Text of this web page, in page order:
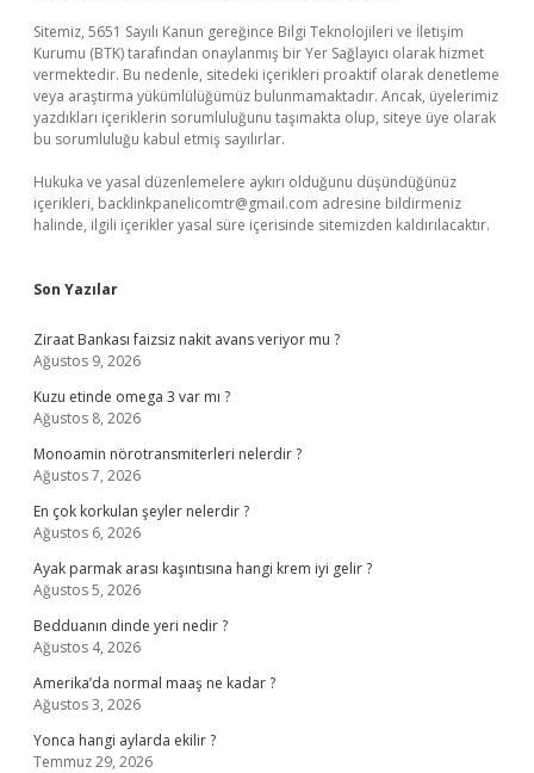
Sitemiz, 5651 Sayılı Kanun gereğince Bilgi Teknolojileri ve İletişim
Kurumu (BTK) tarafından onaylanmış bir Yer Sağlayıcı olarak hizmet
vermektedir. Bu nedenle, sitedeki içerikleri proaktif olarak denetleme
veya araştırma yükümlülüğümüz bulunmamaktadır. Ancak, üyelerimiz
yazdıkları içeriklerin sorumluluğunu taşımakta olup, siteye üye olarak
bu sorumluluğu kabul etmiş sayılırlar.
Hukuka ve yasal düzenlemelere aykırı olduğunu düşündüğünüz
içerikleri, backlinkpanelicomtr@gmail.com adresine bildirmeniz
halinde, ilgili içerikler yasal süre içerisinde sitemizden kaldırılacaktır.
Son Yazılar
Ziraat Bankası faizsiz nakit avans veriyor mu ?
Ağustos 9, 2026
Kuzu etinde omega 3 var mı ?
Ağustos 8, 2026
Monoamin nörotransmiterleri nelerdir ?
Ağustos 7, 2026
En çok korkulan şeyler nelerdir ?
Ağustos 6, 2026
Ayak parmak arası kaşıntısına hangi krem iyi gelir ?
Ağustos 5, 2026
Bedduanın dinde yeri nedir ?
Ağustos 4, 2026
Amerika’da normal maaş ne kadar ?
Ağustos 3, 2026
Yonca hangi aylarda ekilir ?
Temmuz 29, 2026